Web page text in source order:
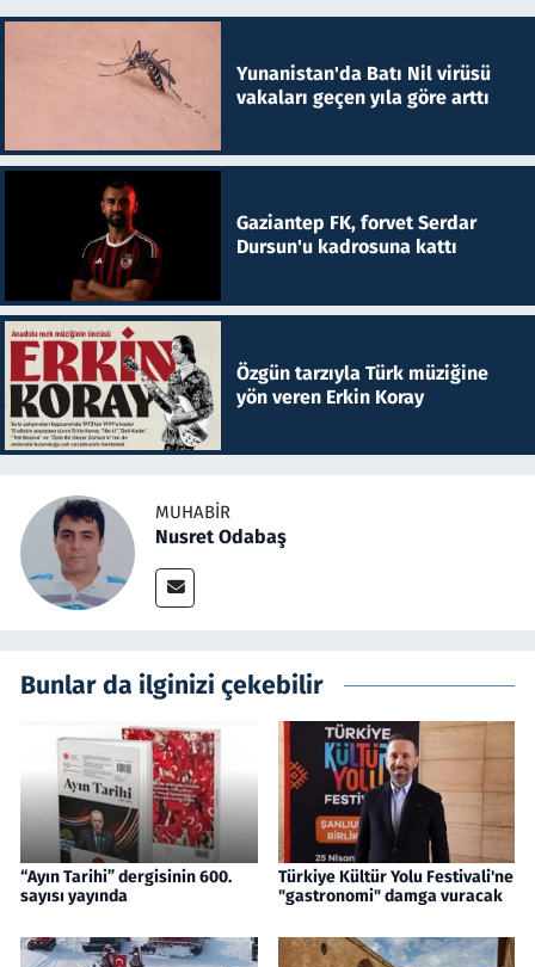
Yunanistan'da Batı Nil virüsü
vakaları geçen yıla göre arttı
Gaziantep FK, forvet Serdar
Dursun'u kadrosuna kattı
Özgün tarzıyla Türk müziğine
yön veren Erkin Koray
MUHABIR
Nusret Odabaş
Bunlar da ilginizi çekebilir
“Ayın Tarihi” dergisinin 600.
sayısı yayında
Türkiye Kültür Yolu Festivali'ne
"gastronomi" damga vuracak